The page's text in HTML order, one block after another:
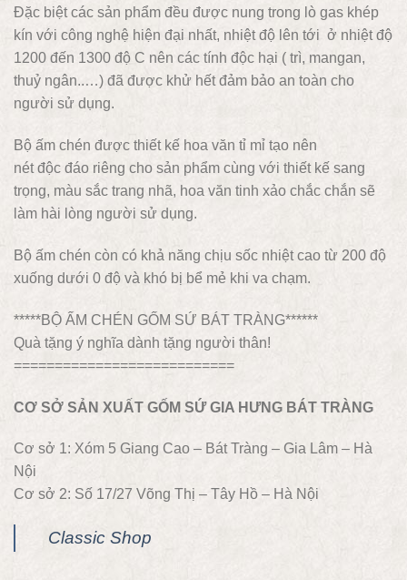
Đặc biệt các sản phẩm đều được nung trong lò gas khép
kín với công nghệ hiện đại nhất, nhiệt độ lên tới ở nhiệt độ
1200 đến 1300 độ C nên các tính độc hại ( trì, mangan,
thuỷ ngân..…) đã được khử hết đảm bảo an toàn cho
người sử dụng.
Bộ ấm chén được thiết kế hoa văn tỉ mỉ tạo nên
nét độc đáo riêng cho sản phẩm cùng với thiết kế sang
trọng, màu sắc trang nhã, hoa văn tinh xảo chắc chắn sẽ
làm hài lòng người sử dụng.
Bộ ấm chén còn có khả năng chịu sốc nhiệt cao từ 200 độ
xuống dưới 0 độ và khó bị bể mẻ khi va chạm.
*****BỘ ẤM CHÉN GỐM SỨ BÁT TRÀNG******
Quà tặng ý nghĩa dành tặng người thân!
===========================
CƠ SỞ SẢN XUẤT GỐM SỨ GIA HƯNG BÁT TRÀNG
Cơ sở 1: Xóm 5 Giang Cao – Bát Tràng – Gia Lâm – Hà
Nội
Cơ sở 2: Số 17/27 Võng Thị – Tây Hồ – Hà Nội
Classic Shop